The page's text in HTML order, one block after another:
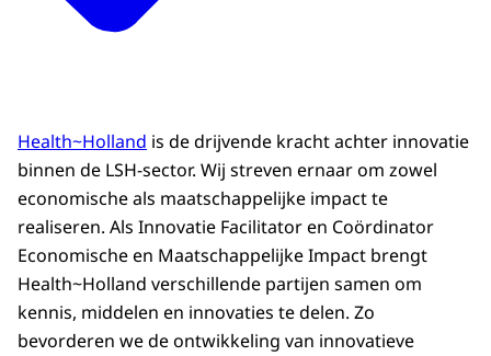
Health~Holland is de drijvende kracht achter innovatie
binnen de LSH-sector. Wij streven ernaar om zowel
economische als maatschappelijke impact te
realiseren. Als Innovatie Facilitator en Coördinator
Economische en Maatschappelijke Impact brengt
Health~Holland verschillende partijen samen om
kennis, middelen en innovaties te delen. Zo
bevorderen we de ontwikkeling van innovatieve